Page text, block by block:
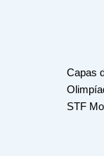
Capas
STF